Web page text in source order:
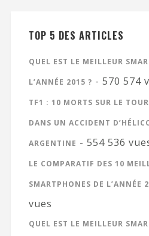
TOP 5 DES ARTICLES
QUEL EST LE MEILLEUR
L’ANNÉE 2015 ? - 570 574
TF1 : 10 MORTS SUR LE
DANS UN ACCIDENT
ARGENTINE - 554 536
LE COMPARATIF DES 10
SMARTPHONES DE L’ANNÉE
vues
QUEL EST LE MEILLEUR